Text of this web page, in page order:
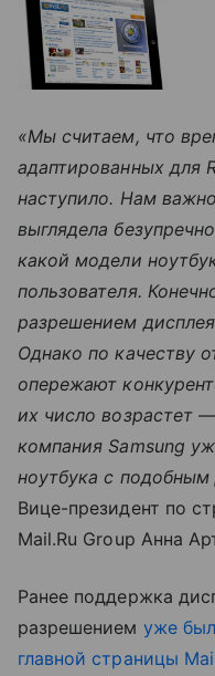
«Мы считаем, что
адаптированных для
наступило. Нам
выглядела
какой модели
пользователя.
разрешением
Однако по качеству
опережают
их число возрастет
компания Samsung
ноутбука с подобным
Вице-президент по
Mail.Ru Group Анна
Ранее поддержка
разрешением уже
главной страницы